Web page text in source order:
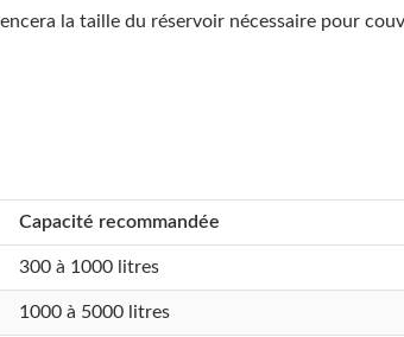
la taille du réservoir nécessaire pour
Capacité recommandée
300 à 1000 litres
1000 à 5000 litres